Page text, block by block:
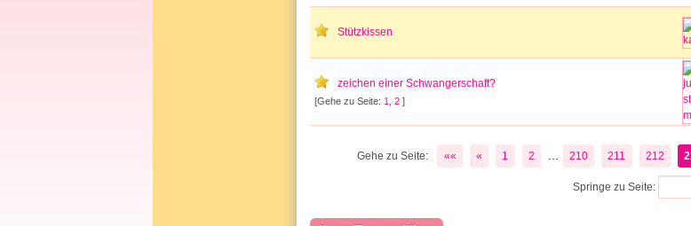
Stützkissen
zeichen einer Schwangerschaft?
[Gehe zu Seite: 1 2 ]
Gehe zu Seite: «« « 1 2 210 211 212
Springe zu Seite: